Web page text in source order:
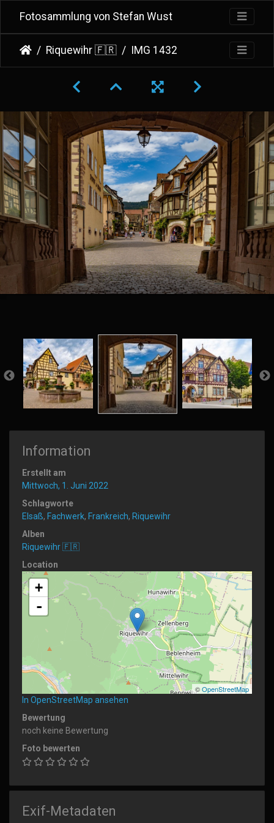
Fotosammlung von Stefan Wust
Riquewihr 🇫🇷 IMG 1432
Information
Erstellt am
Mittwoch, 1. Juni 2022
Schlagworte
Elsaß, Fachwerk, Frankreich, Riquewihr
Alben
Riquewihr 🇫🇷
Location
+
-
©OpenStreetMap
In OpenStreetMap ansehen
Bewertung
noch keine Bewertung
Foto bewerten
Exif-Metadaten